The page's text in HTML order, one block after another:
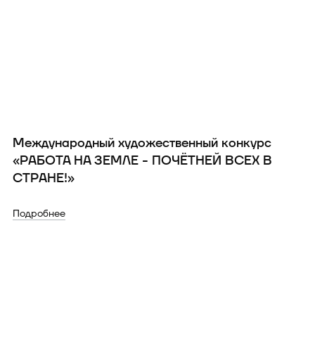
Международный художественный конкурс
«РАБОТА НА ЗЕМЛЕ - ПОЧЁТНЕЙ ВСЕХ В
СТРАНЕ!»
Подробнее